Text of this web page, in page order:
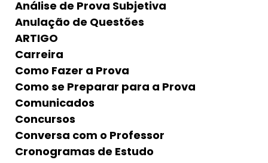
Análise de Prova Subjetiva
Anulação de Questões
ARTIGO
Carreira
Como Fazer a Prova
Como se Preparar para a Prova
Comunicados
Concursos
Conversa com o Professor
Cronogramas de Estudo